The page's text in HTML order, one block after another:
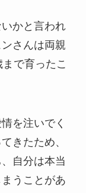
かと言われ
さんは両親
で育ったこ
を注いでく
きたため、
自分は本当
うことがあ